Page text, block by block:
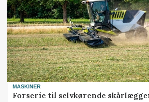
MASKINER
Forserie til selvkørende